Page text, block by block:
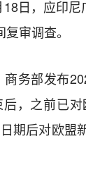
18日，应印尼
审调查。
商务部发布
，之前已
期后对欧盟